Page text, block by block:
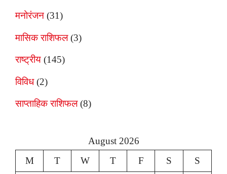
मनोरंजन (31)
मासिक राशिफल(3)
राष्ट्रीय (145)
विविध(2)
साप्ताहिक राशिफल(8)
August 2026
M
T W T F S S